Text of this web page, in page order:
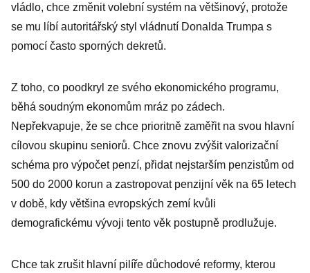
vládlo, chce změnit volební systém na většinový, protože
se mu líbí autoritářský styl vládnutí Donalda Trumpa s
pomocí často sporných dekretů.
Z toho, co poodkryl ze svého ekonomického programu,
běhá soudným ekonomům mráz po zádech.
Nepřekvapuje, že se chce prioritně zaměřit na svou hlavní
cílovou skupinu seniorů. Chce znovu zvýšit valorizační
schéma pro výpočet penzí, přidat nejstarším penzistům od
500 do 2000 korun a zastropovat penzijní věk na 65 letech
v době, kdy většina evropských zemí kvůli
demografickému vývoji tento věk postupně prodlužuje.
Chce tak zrušit hlavní pilíře důchodové reformy, kterou